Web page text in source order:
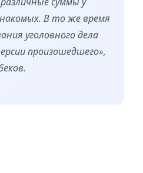
В то же время
уголовного дела
произошедшего»,